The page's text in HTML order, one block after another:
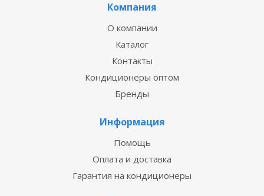
Компания
О компании
Каталог
Контакты
Кондиционеры оптом
Бренды
Информация
Помощь
Оплата и доставка
Гарантия на кондиционеры